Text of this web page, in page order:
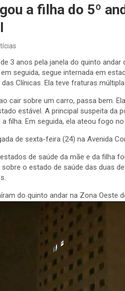
a filha do 5º
3 anos pela janela do quinto
seguida, segue internada em
Clínicas. Ela teve fraturas
cair sobre um carro, passa bem.
estável. A principal suspeita da
filha. Em seguida, ela ateou fogo
de sexta-feira (24) na Avenida
de saúde da mãe e da filha
o estado de saúde das duas